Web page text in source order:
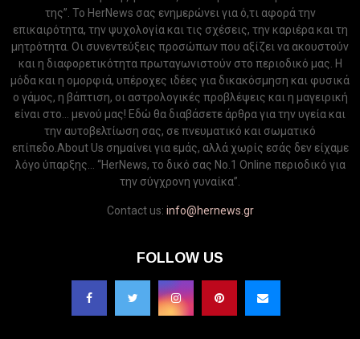
της”. Το HerNews σας ενημερώνει για ό,τι αφορά την
επικαιρότητα, την ψυχολογία και τις σχέσεις, την καριέρα και τη
μητρότητα. Οι συνεντεύξεις προσώπων που αξίζει να ακουστούν
και η διαφορετικότητα πρωταγωνιστούν στο περιοδικό μας. Η
μόδα και η ομορφιά, υπέροχες ιδέες για δικακόσμηση και φυσικά
ο γάμος, η βάπτιση, οι αστρολογικές προβλέψεις και η μαγειρική
είναι στο... μενού μας! Εδώ θα διαβάσετε άρθρα για την υγεία και
την αυτοβελτίωση σας, σε πνευματικό και σωματικό
επίπεδο.About Us σημαίνει για εμάς, αλλά χωρίς εσάς δεν είχαμε
λόγο ύπαρξης... “HerNews, το δικό σας Νo.1 Online περιοδικό για
την σύγχρονη γυναίκα”.
Contact us: info@hernews.gr
FOLLOW US